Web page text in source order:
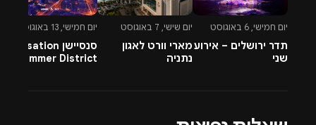
יום חמישי, 6 באוגוסט
תדר ירושלים – אירוע
שני
יום שישי, 7 באוגוסט
מארי וורט לאגון
נתניה
יום חמישי, 13 באוגוסט
סנסיישן Sensation
Summer District